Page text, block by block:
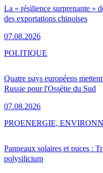
La « résilience surprenante »
des exportations chinoises
07.08.2026
Quatre pays européens
Russie pour l'Ossétie du Sud
07.08.2026
POLITIQUE
Panneaux solaires et puces :
polysilicium
PROENERGIE,